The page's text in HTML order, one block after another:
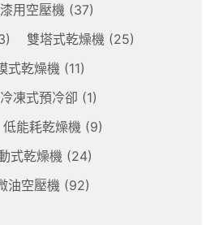
用空壓機 (37)
雙塔式乾燥機 (25)
式乾燥機 (11)
冷凍式預冷卻 (1)
低能耗乾燥機 (9)
式乾燥機 (24)
油空壓機 (92)